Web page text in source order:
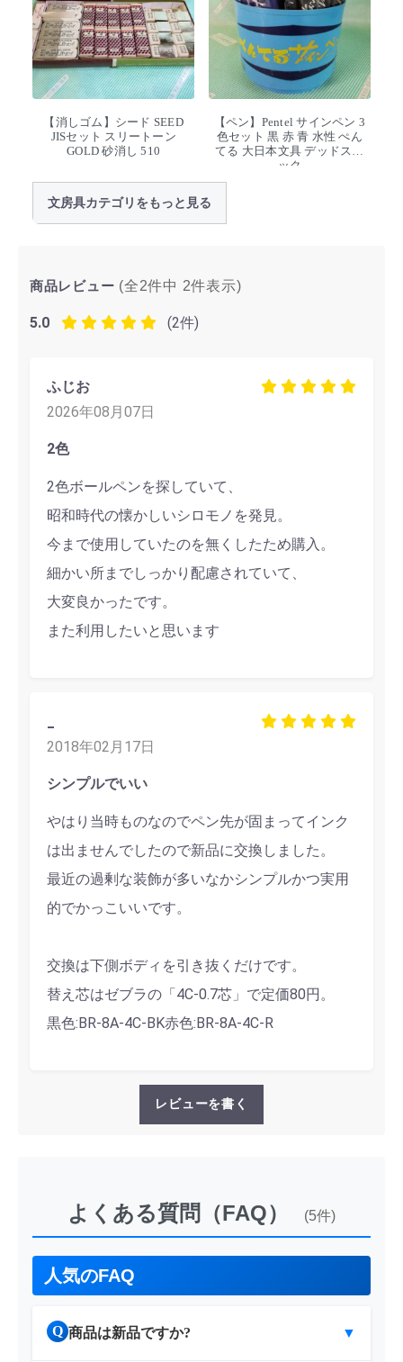
【消しゴム】シード SEED
JISセット スリートーン
GOLD 砂消し 510
【ペン】Pentel サインペン 3
色セット 黒 赤 青 水性 ぺん
てる 大日本文具 デッドスト
ック
文房具カテゴリをもっと見る
商品レビュー (全2件中 2件表示)
5.0 (2件)
ふじお
2026年08月07日
2色
2色ボールペンを探していて、
昭和時代の懐かしいシロモノを発見。
今まで使用していたのを無くしたため購入。
細かい所までしっかり配慮されていて、
大変良かったです。
また利用したいと思います
2018年02月17日
シンプルでいい
やはり当時ものなのでペン先が固まってインク
は出ませんでしたので新品に交換しました。
最近の過剰な装飾が多いなかシンプルかつ実用
的でかっこいいです。
交換は下側ボディを引き抜くだけです。
替え芯はゼブラの「4C-0.7芯」で定価80円。
黒色:BR-8A-4C-BK赤色:BR-8A-4C-R
レビューを書く
よくある質問（FAQ） (5件)
人気のFAQ
Q 商品は新品ですか? ▼